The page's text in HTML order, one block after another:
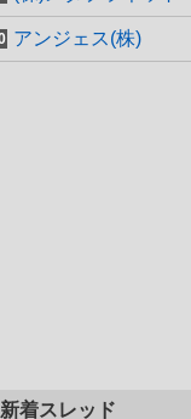
アンジェス(株)
新着スレッド